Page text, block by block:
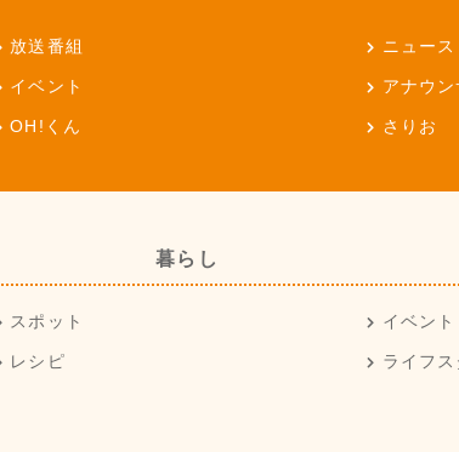
放送番組 ニュース
イベント アナウ
OH!くん さりお
暮らし
スポット イベント
レシピ ライフ